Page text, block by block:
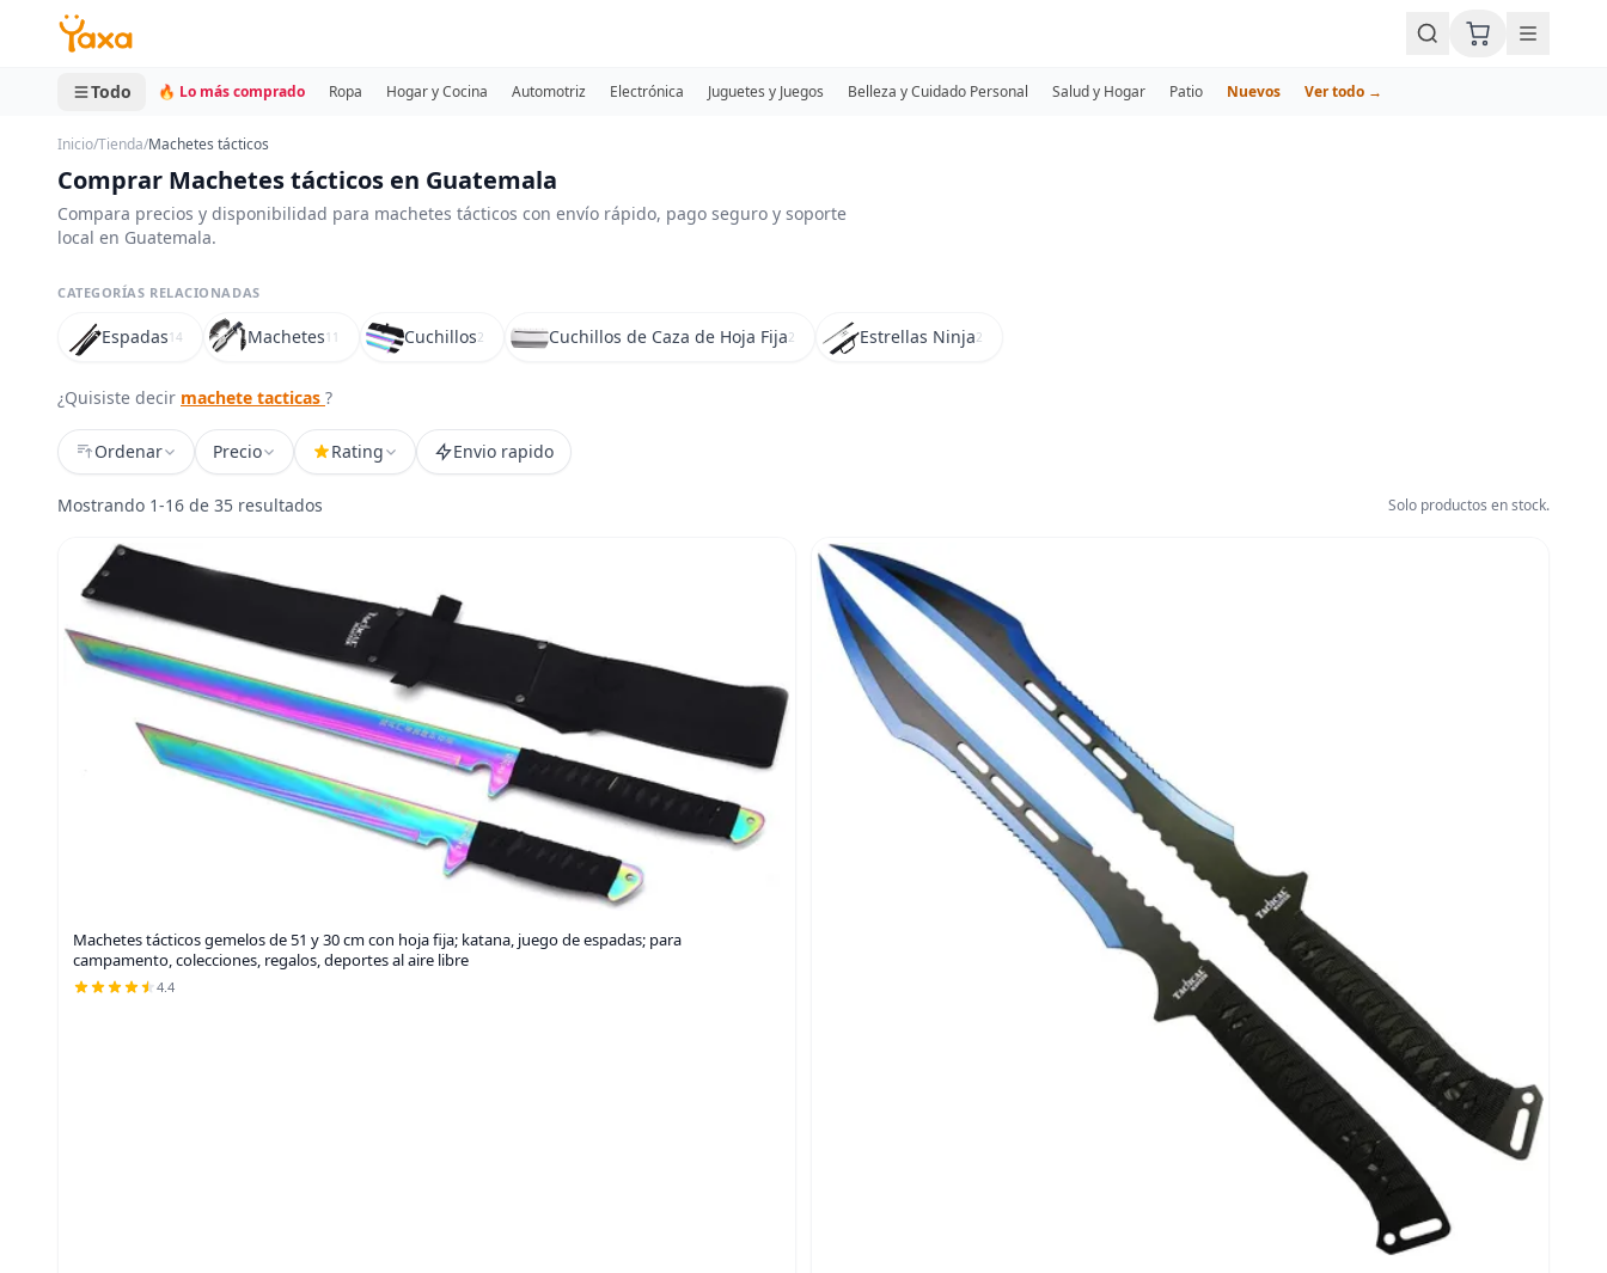
MINI CARRITO
0 productos
Todo 🔥 Lo más comprado Ropa Hogar y Cocina Automotriz Electrónica Juguetes y Juegos Belleza y Cuidado Personal Salud y Hogar Patio Nuevos Ver todo →
Inicio/Tienda/Machetes tácticos
Comprar Machetes tácticos en Guatemala
Compara precios y disponibilidad para machetes tácticos con envío rápido, pago seguro y soporte
local en Guatemala.
CATEGORÍAS RELACIONADAS
Espadas14 Machetes11 Cuchillos2 Cuchillos de Caza de Hoja Fija2 Estrellas Ninja2
¿Quisiste decir machete tacticas ?
Ordenar Precio Rating Envio rapido
Mostrando 1-16 de 35 resultados Solo productos en stock.
Machetes tácticos gemelos de 51 y 30 cm con hoja fija; katana, juego de espadas; para
campamento, colecciones, regalos, deportes al aire libre
4.4